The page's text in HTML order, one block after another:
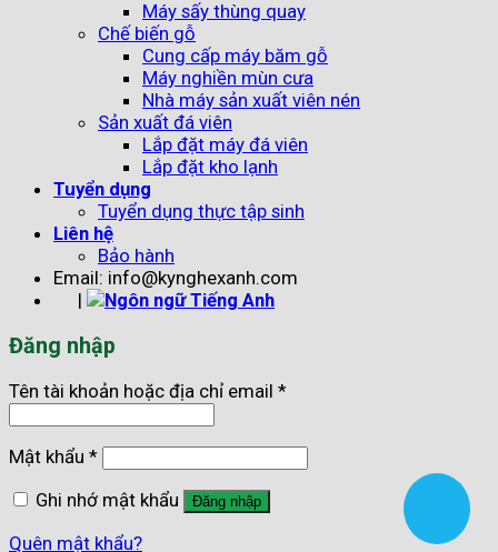
Máy sấy thùng quay
Chế biến gỗ
Cung cấp máy băm gỗ
Máy nghiền mùn cưa
Nhà máy sản xuất viên nén
Sản xuất đá viên
Lắp đặt máy đá viên
Lắp đặt kho lạnh
Tuyển dụng
Tuyển dụng thực tập sinh
Liên hệ
Bảo hành
Email: info@kynghexanh.com
|
Đăng nhập
Tên tài khoản hoặc địa chỉ email *
Mật khẩu *
Ghi nhớ mật khẩu
Đăng nhập
Quên mật khẩu?